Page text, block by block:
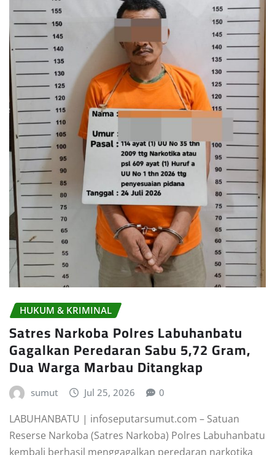
HUKUM & KRIMINAL
Satres Narkoba Polres Labuhanbatu
Gagalkan Peredaran Sabu 5,72 Gram,
Dua Warga Marbau Ditangkap
sumut Jul 25, 2026 0
LABUHANBATU | infoseputarsumut.com – Satuan
Reserse Narkoba (Satres Narkoba) Polres Labuhanbatu
kembali berhasil menggagalkan peredaran narkotika